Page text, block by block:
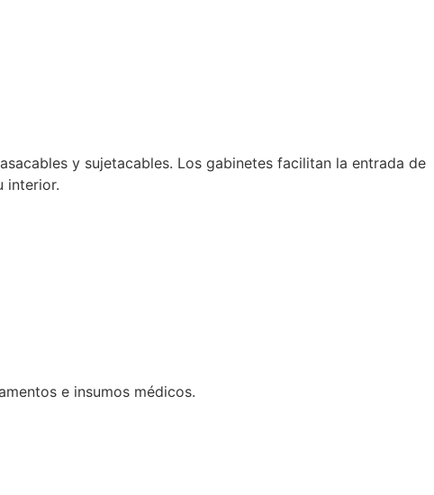
y sujetacables. Los gabinetes facilitan la entrada de
interior.
e insumos médicos.